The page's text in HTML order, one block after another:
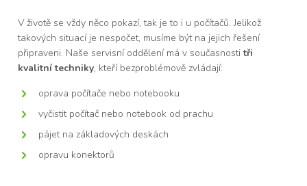
V životě se vždy něco pokazí, tak je to i u počítačů. Jelikož
takových situací je nespočet, musíme být na jejich řešení
připraveni. Naše servisní oddělení má v současnostitři
kvalitní techniky, kteří bezproblémově zvládají:
oprava počítače nebo notebooku
vyčistit počítač nebo notebook od prachu
pájet na základových deskách
opravu konektorů